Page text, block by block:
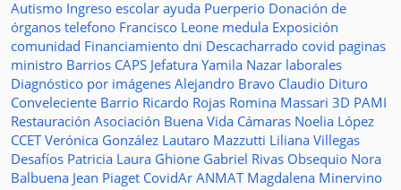
Autismo Ingreso escolar ayuda Puerperio Donación de
órganos telefono Francisco Leone medula Exposición
comunidad Financiamiento dni Descacharrado covid paginas
ministro Barrios CAPS Jefatura Yamila Nazar laborales
Diagnóstico por imágenes Alejandro Bravo Claudio Dituro
Conveleciente Barrio Ricardo Rojas Romina Massari 3D PAMI
Restauración Asociación Buena Vida Cámaras Noelia López
CCETVerónica González Lautaro Mazzutti Liliana Villegas
Desafíos Patricia Laura Ghione Gabriel Rivas Obsequio Nora
Balbuena Jean Piaget CovidAr ANMAT Magdalena Minervino